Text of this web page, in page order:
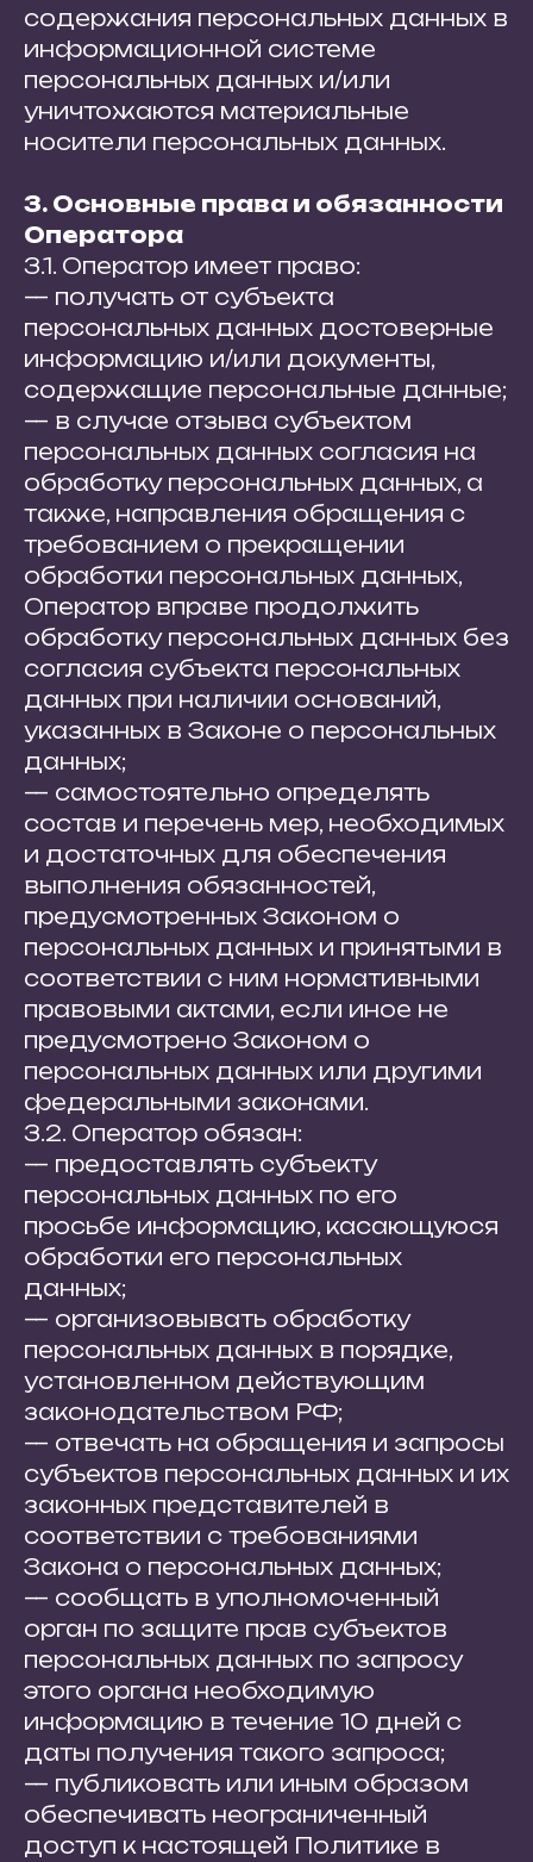
содержания персональных данных в
информационной системе
персональных данных и/или
уничтожаются материальные
носители персональных данных.
3. Основные права и обязанности
Оператора
3.1. Оператор имеет право:
— получать от субъекта
персональных данных достоверные
информацию и/или документы,
содержащие персональные данные;
— в случае отзыва субъектом
персональных данных согласия на
обработку персональных данных, а
также, направления обращения с
требованием о прекращении
обработки персональных данных,
Оператор вправе продолжить
обработку персональных данных без
согласия субъекта персональных
данных при наличии оснований,
указанных в Законе о персональных
данных;
— самостоятельно определять
состав и перечень мер, необходимых
и достаточных для обеспечения
выполнения обязанностей,
предусмотренных Законом о
персональных данных и принятыми в
соответствии с ним нормативными
правовыми актами, если иное не
предусмотрено Законом о
персональных данных или другими
федеральными законами.
3.2. Оператор обязан:
— предоставлять субъекту
персональных данных по его
просьбе информацию, касающуюся
обработки его персональных
данных;
— организовывать обработку
персональных данных в порядке,
установленном действующим
законодательством РФ;
— отвечать на обращения и запросы
субъектов персональных данных и их
законных представителей в
соответствии с требованиями
Закона о персональных данных;
— сообщать в уполномоченный
орган по защите прав субъектов
персональных данных по запросу
этого органа необходимую
информацию в течение 10 дней с
даты получения такого запроса;
— публиковать или иным образом
обеспечивать неограниченный
доступ к настоящей Политике в